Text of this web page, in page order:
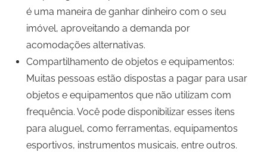
é uma maneira de ganhar dinheiro com o seu
imóvel, aproveitando a demanda por
acomodações alternativas.
Compartilhamento de objetos e equipamentos:
Muitas pessoas estão dispostas a pagar para usar
objetos e equipamentos que não utilizam com
frequência. Você pode disponibilizar esses itens
para aluguel, como ferramentas, equipamentos
esportivos, instrumentos musicais, entre outros.